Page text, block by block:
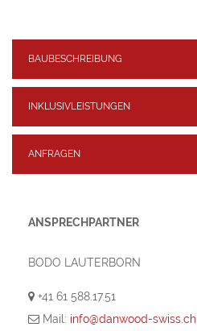
BAUBESCHREIBUNG
INKLUSIVLEISTUNGEN
ANFRAGEN
ANSPRECHPARTNER
BODO LAUTERBORN
+41 61 588.17.51
Mail: info@danwood-swiss.ch